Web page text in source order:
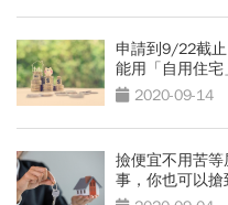
申請到9/22截
能用「自用住
2020-09-14
撿便宜不用苦
事，你也可以